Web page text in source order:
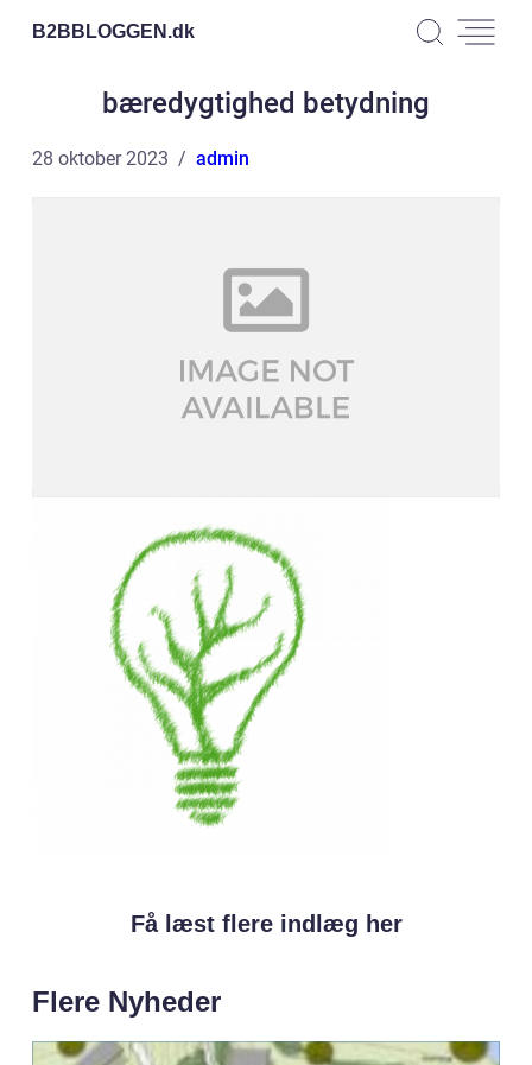
B2BBLOGGEN.dk
bæredygtighed betydning
28 oktober 2023 admin
Få læst flere indlæg her
Flere Nyheder